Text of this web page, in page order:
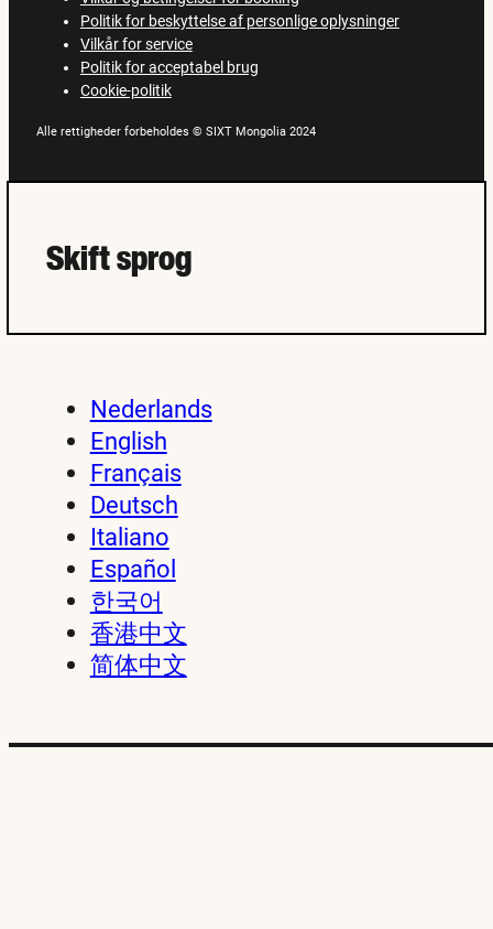
Politik for beskyttelse af personlige oplysninger
Vilkår for service
Politik for acceptabel brug
Cookie-politik
Alle rettigheder forbeholdes © SIXT Mongolia 2024
Skift sprog
Nederlands
English
Français
Deutsch
Italiano
Español
한국어
香港中文
简体中文